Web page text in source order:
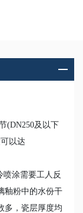
(DN250及以下
以达
喷涂需要工人反
釉粉中的水份干
多，瓷层厚度均